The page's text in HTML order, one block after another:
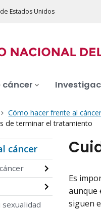
Estados Unidos
cáncer
Cómo hacer frente al
de terminar el tratamiento
cáncer
Es
aunque
siguen